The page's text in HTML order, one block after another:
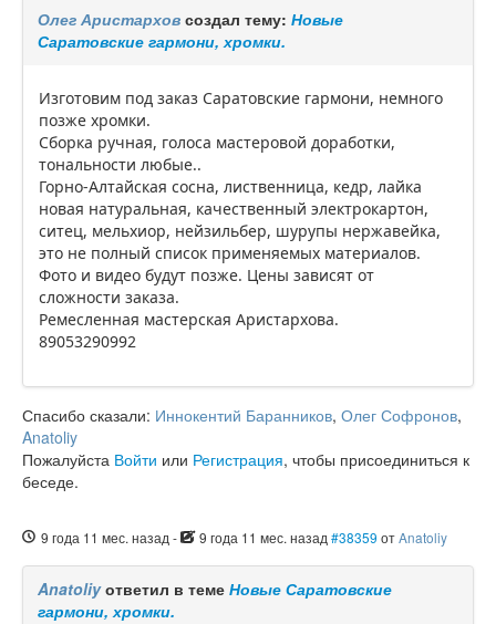
Олег Аристархов создал тему: Новые
Саратовские гармони, хромки.
Изготовим под заказ Саратовские гармони, немного
позже хромки.
Сборка ручная, голоса мастеровой доработки,
тональности любые..
Горно-Алтайская сосна, лиственница, кедр, лайка
новая натуральная, качественный электрокартон,
ситец, мельхиор, нейзильбер, шурупы нержавейка,
это не полный список применяемых материалов.
Фото и видео будут позже. Цены зависят от
сложности заказа.
Ремесленная мастерская Аристархова.
89053290992
Спасибо сказали: Иннокентий Баранников, Олег Софронов,
Anatoliy
Пожалуйста Войти или Регистрация, чтобы присоединиться к
беседе.
9 года 11 мес. назад - 9 года 11 мес. назад #38359 отAnatoliy
Anatoliyответил в теме Новые Саратовские
гармони, хромки.